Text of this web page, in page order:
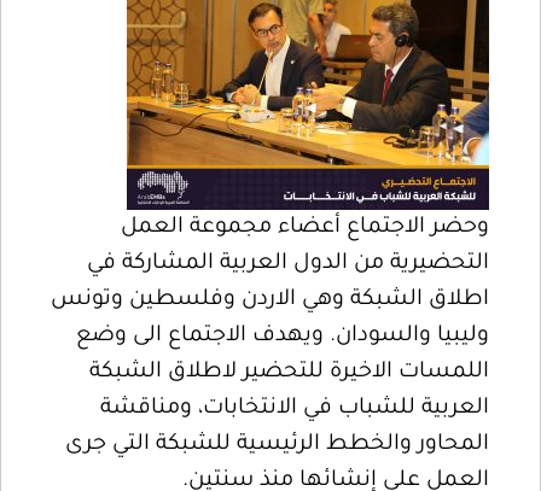
وحضر الاجتماع أعضاء مجموعة العمل
التحضيرية من الدول العربية المشاركة في
اطلاق الشبكة وهي الاردن وفلسطين وتونس
وليبيا والسودان. ويهدف الاجتماع الى وضع
اللمسات الاخيرة للتحضير لاطلاق الشبكة
العربية للشباب في الانتخابات، ومناقشة
المحاور والخطط الرئيسية للشبكة التي جرى
العمل على إنشائها منذ سنتين.